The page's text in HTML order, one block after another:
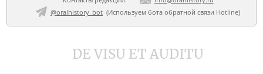
@oralhistory_bot(Используем бота обратной связи Hotline)
DE VISU ET AUDITU